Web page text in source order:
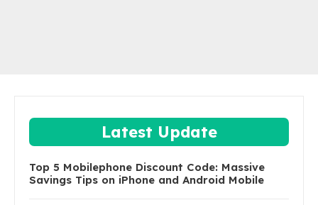
Latest Update
Top 5 Mobilephone Discount Code: Massive
Savings Tips on iPhone and Android Mobile